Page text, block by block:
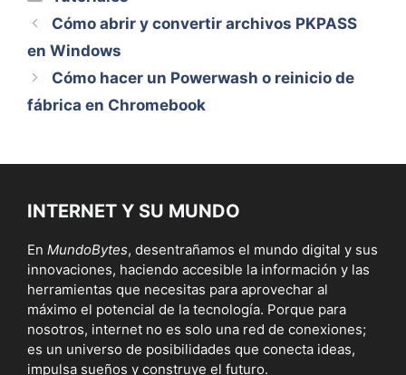
Cómo abrir y convertir archivos PKPASS
en Windows
Cómo hacer un Powerwash o reinicio de
fábrica en Chromebook
INTERNET Y SU MUNDO
En MundoBytes, desentrañamos el mundo digital y sus
innovaciones, haciendo accesible la información y las
herramientas que necesitas para aprovechar al
máximo el potencial de la tecnología. Porque para
nosotros, internet no es solo una red de conexiones;
es un universo de posibilidades que conecta ideas,
impulsa sueños y construye el futuro.